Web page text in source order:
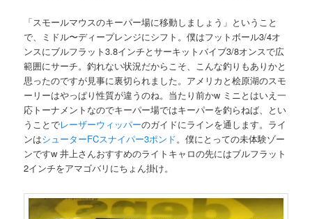
「スモールマウスのキーパー場に移動しましょう」ということ
で、ミドル〜ディープレンジにシフト。僕はフットボール3/4オ
ンスにブルフラット3.8インチとサーキットバイブ3/8オンスで広
範囲にサーチ。釣れない状況だからこそ、こんな釣りもありかと
思ったのですが見事に裏切られました。アメリカと桧原湖のスモ
ーリーはやっぱり性質が違うのね。当たり前かw ミニとはいえ一
応トーナメントなのでキーパー場ではキーパーを釣らねば、とい
うことでレーザーウィッパーのガイドにラインを通します。ライ
ンはシューターFCスナイパー3ポンド。僕にとっての未体験ゾー
ンですw 井上さんおすすめのライトキャロの先にはブルフラット
2インチをアマゴバリにちょん掛け。